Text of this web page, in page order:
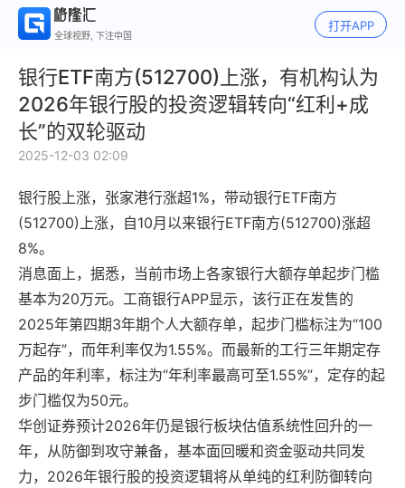
全球视野, 下注中国
打开APP
银行ETF南方(512700)上涨，有机构认为
2026年银行股的投资逻辑转向“红利+成
长”的双轮驱动
2025-12-03 02:09
银行股上涨，张家港行涨超1%，带动银行ETF南方
(512700)上涨，自10月以来银行ETF南方(512700)涨超
8%。
消息面上，据悉，当前市场上各家银行大额存单起步门槛
基本为20万元。工商银行APP显示，该行正在发售的
2025年第四期3年期个人大额存单，起步门槛标注为“100
万起存”，而年利率仅为1.55%。而最新的工行三年期定存
产品的年利率，标注为“年利率最高可至1.55%”，定存的起
步门槛仅为50元。
华创证券预计2026年仍是银行板块估值系统性回升的一
年，从防御到攻守兼备，基本面回暖和资金驱动共同发
力，2026年银行股的投资逻辑将从单纯的红利防御转向